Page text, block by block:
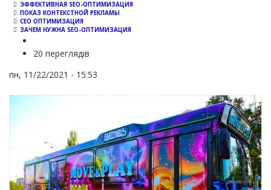
ЭФФЕКТИВНАЯ SEO-ОПТИМИЗАЦИЯ
ПОКАЗ КОНТЕКСТНОЙ РЕКЛАМЫ
СЕО ОПТИМИЗАЦИЯ
ЗАЧЕМ НУЖНА SEO-ОПТИМИЗАЦИЯ
20 переглядів
пн, 11/22/2021 - 15:53